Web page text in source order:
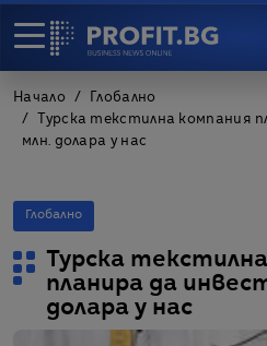
Начало
Глобално
Турска текстилна компания
млн. долара у нас
Глобално
Турска
планира да
долара у нас